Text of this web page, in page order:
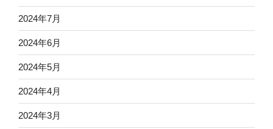
2024年7月
2024年6月
2024年5月
2024年4月
2024年3月